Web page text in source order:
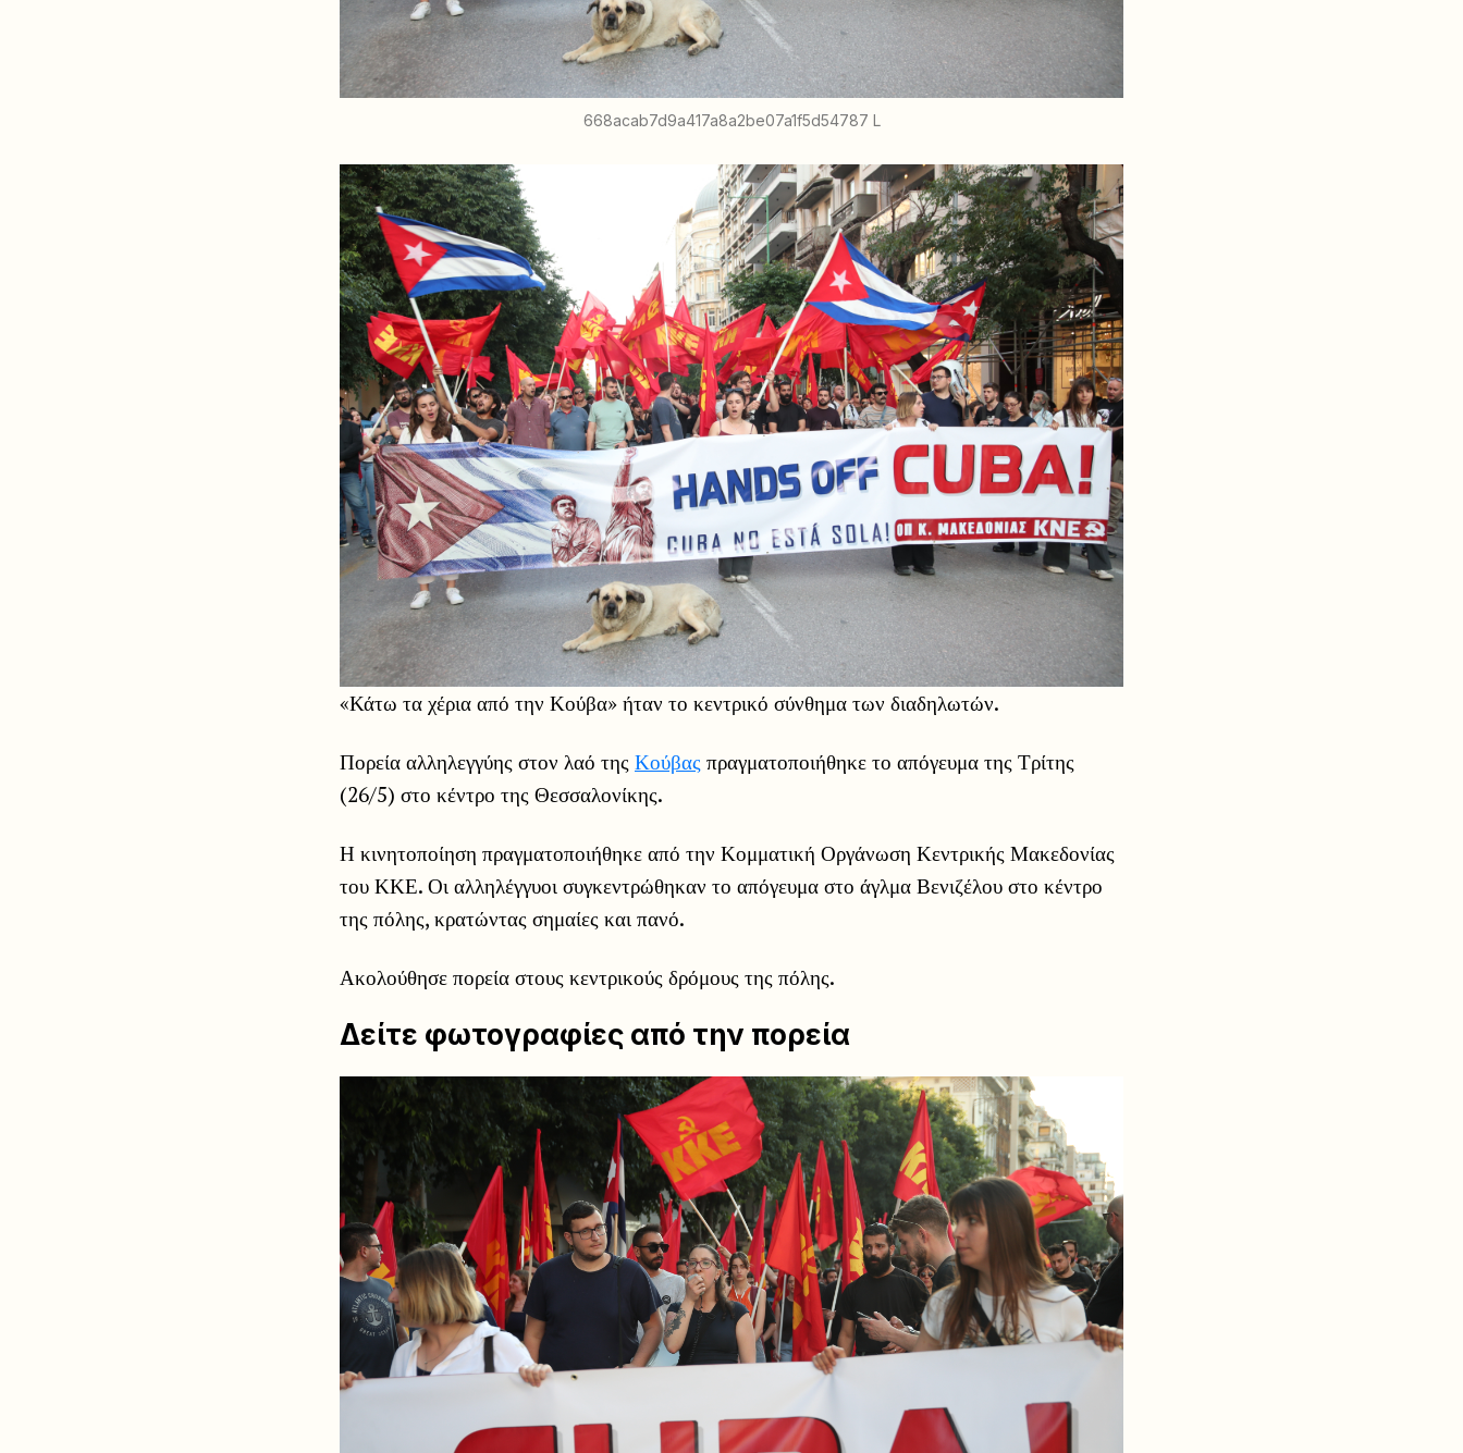
668acab7d9a417a8a2be07a1f5d54787 L
«Κάτω τα χέρια από την Κούβα» ήταν το κεντρικό σύνθημα των διαδηλωτών.
Πορεία αλληλεγγύης στον λαό της Κούβας πραγματοποιήθηκε το απόγευμα της Τρίτης
(26/5) στο κέντρο της Θεσσαλονίκης.
Η κινητοποίηση πραγματοποιήθηκε από την Κομματική Οργάνωση Κεντρικής Μακεδονίας
του ΚΚΕ. Οι αλληλέγγυοι συγκεντρώθηκαν το απόγευμα στο άγλμα Βενιζέλου στο κέντρο
της πόλης, κρατώντας σημαίες και πανό.
Ακολούθησε πορεία στους κεντρικούς δρόμους της πόλης.
Δείτε φωτογραφίες από την πορεία